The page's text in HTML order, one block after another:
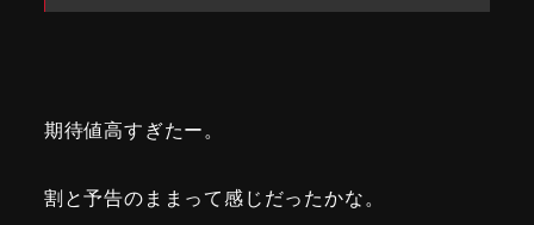
期待値高すぎたー。
割と予告のままって感じだったかな。